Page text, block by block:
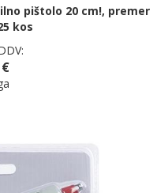
pištolo 20 cm!, premer
kos